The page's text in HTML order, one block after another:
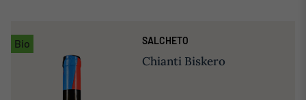
Bio SALCHETO
Chianti Biskero